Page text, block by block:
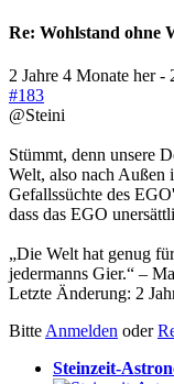
Re: Wohlstand ohne
2 Jahre 4 Monate her-
#183
@Steini
Stümmt, denn unsere
Welt, also nach Außen
Gefallssüchte des
dass das EGO
„Die Welt hat genug
jedermanns Gier.“ –
Letzte Änderung: 2
Bitte Anmelden oder
Steinzeit-